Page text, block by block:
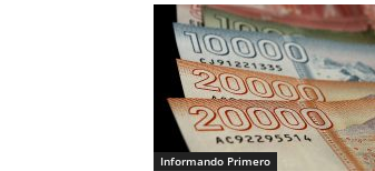
Informando Primero